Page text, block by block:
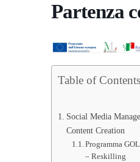
Partenza
Table of Contents
Social Media
Content Creation
Programma
– Reskilling